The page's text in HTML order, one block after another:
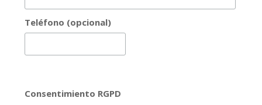
Teléfono (opcional)
Consentimiento RGPD